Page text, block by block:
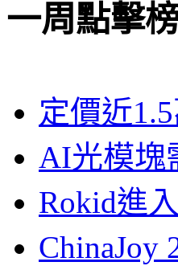
一周點擊
定價近
AI光模塊
Rokid進
ChinaJoy